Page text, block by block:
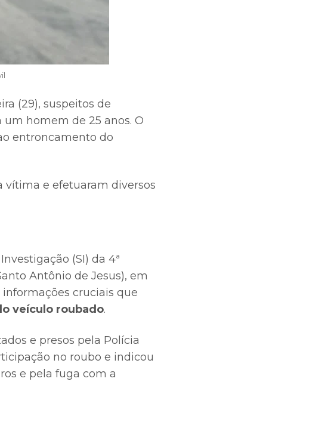
(29), suspeitos de
homem de 25 anos. O
entroncamento do
vítima e efetuaram diversos
(SI) da 4ª
Antônio de Jesus), em
cruciais que
veículo roubado.
e presos pela Polícia
no roubo e indicou
e pela fuga com a